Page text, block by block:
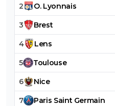
2 O. Lyonnais
3 Brest
4 Lens
5 Toulouse
6 Nice
7 Paris Saint Germain